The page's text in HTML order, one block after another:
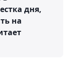
дня,
на